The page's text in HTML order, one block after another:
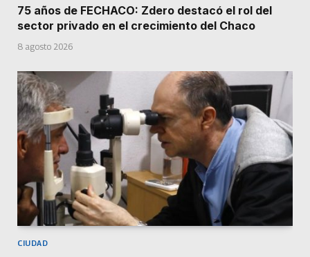
75 años de FECHACO: Zdero destacó el rol del
sector privado en el crecimiento del Chaco
8 agosto 2026
CIUDAD